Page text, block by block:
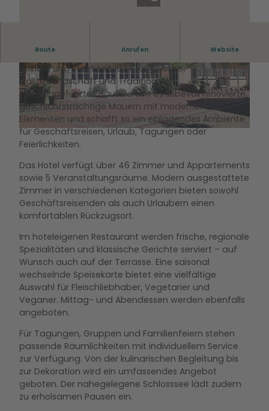
D
e
t
s
c
h
e
s
H
a
u
s
a
u
s
e
n
P
o
s
t
C
o
m
t
o
i
r
S
c
h
e
u
n
a
u
ß
e
Route Anrufen Website
Gifhorn und steht seit 1877 für gelebte
Gastfreundschaft und Tradition. Als
familiengeführtes Haus vereint es liebevoll renovierte,
geschichtsträchtige Mauern mit modernen
Elementen und schafft so ein einladendes Ambiente
für Geschäftsreisen, Urlaub, Tagungen oder
Feierlichkeiten.
Das Hotel verfügt über 46 Zimmer und Appartements
sowie 5 Veranstaltungsräume. Modern ausgestattete
Zimmer in verschiedenen Kategorien bieten sowohl
Geschäftsreisenden als auch Urlaubern einen
komfortablen Rückzugsort.
Im hoteleigenen Restaurant werden frische, regionale
Spezialitäten und klassische Gerichte serviert – auf
Wunsch auch auf der Terrasse. Eine saisonal
wechselnde Speisekarte bietet eine vielfältige
Auswahl für Fleischliebhaber, Vegetarier und
Veganer. Mittag- und Abendessen werden ebenfalls
angeboten.
Für Tagungen, Gruppen und Familienfeiern stehen
passende Räumlichkeiten mit individuellem Service
zur Verfügung. Von der kulinarischen Begleitung bis
zur Dekoration wird ein umfassendes Angebot
geboten. Der nahegelegene Schlosssee lädt zudem
zu erholsamen Pausen ein.